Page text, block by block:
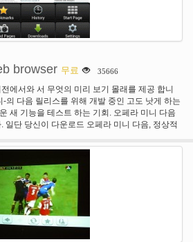
니다 Wordnik 영어 사전, 운세, 야 후 날씨, FX
프로그램, 초고속 속도 및 다운로드 및 사용 무료.
사용 권한: biNu 플랫폼 거 대 한 다양 한 서비스
. 경우에 이러한 기능 중 일부를 사용할 수도 있
당신이 먼저 그들을 사용 하 여 선택 하지 않고
스. 예를 들어:-biNu에 친구를 찾을 수 있도록 연
는 친구 들-전화 통화 (우리 안이 어쨌든)을 만드
에 메시지 첨부 파일 저장과 공유 하는 음성 녹음
를 보내는 새 메시지를 받을 때 휴대폰 진동-등.
browser 무료 35666
에서와 서 무엇의 미리 보기 몰래를 제공 합니
의 다음 릴리스를 위해 개발 중인 고도 낫게 하는
새 기능을 테스트 하는 기회. 오페라 미니 다음
일단 당신이 다운로드 오페라 미니 다음, 정상적
없이 만들어집니다.